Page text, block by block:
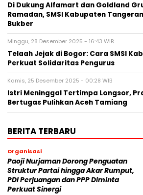
Di Dukung Alfamart dan Goldland
Ramadan, SMSI Kabupaten
Bukber
Minggu, 28 Desember 2025 - 16:43 WIB
Telaah Jejak di Bogor: Cara SMSI
Perkuat Solidaritas Pengurus
Kamis, 25 Desember 2025 - 00:28 WIB
Istri Meninggal Tertimpa Longsor,
Bertugas Pulihkan Aceh Tamiang
BERITA TERBARU
Organisasi
Paoji Nurjaman Dorong Penguatan
Struktur Partai hingga Akar Rumput,
PDI Perjuangan dan PPP Diminta
Perkuat Sinergi